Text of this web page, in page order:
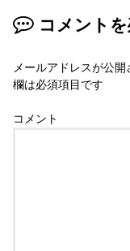
コメント
メールアドレスが公開
欄は必須項目です
コメント